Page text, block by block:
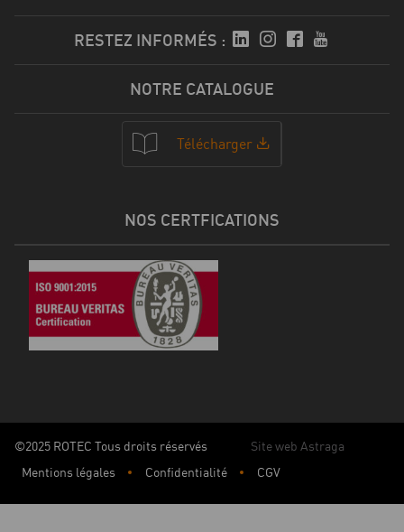
RESTEZ INFORMÉS :
NOTRE CATALOGUE
Télécharger
NOS CERTFICATIONS
©2025 ROTEC Tous droits réservés
Site web Astraga
Mentions légales
Confidentialité CGV